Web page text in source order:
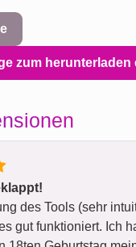
zum herunterladen
des Tools (sehr
gut funktioniert. Ich